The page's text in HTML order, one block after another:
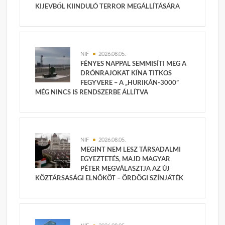
KIJEVBŐL KIINDULÓ TERROR MEGÁLLÍTÁSÁRA
NIF 2026.08.05.
FÉNYES NAPPAL SEMMISÍTI MEG A
DRÓNRAJOKAT KÍNA TITKOS
FEGYVERE – A „HURIKÁN-3000”
MÉG NINCS IS RENDSZERBE ÁLLÍTVA
NIF 2026.08.05.
MEGINT NEM LESZ TÁRSADALMI
EGYEZTETÉS, MAJD MAGYAR
PÉTER MEGVÁLASZTJA AZ ÚJ
KÖZTÁRSASÁGI ELNÖKÖT – ÖRDÖGI SZÍNJÁTÉK